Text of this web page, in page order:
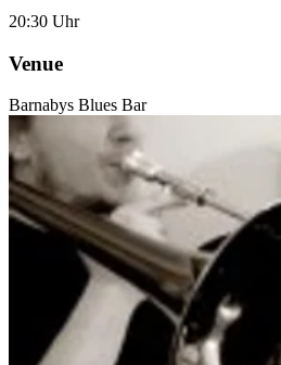
20:30 Uhr
Venue
Barnabys Blues Bar